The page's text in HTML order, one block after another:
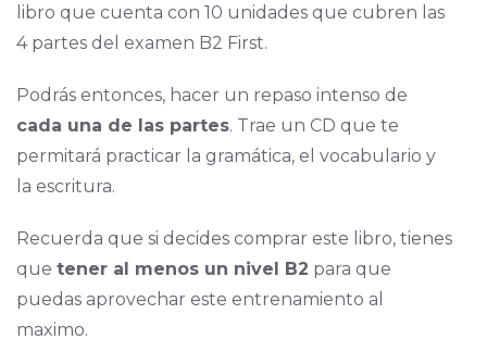
libro que cuenta con 10 unidades que cubren las
4 partes del examen B2 First.
Podrás entonces, hacer un repaso intenso de
cada una de las partes. Trae un CD que te
permitará practicar la gramática, el vocabulario y
la escritura.
Recuerda que si decides comprar este libro, tienes
que tener al menos un nivel B2 para que
puedas aprovechar este entrenamiento al
maximo.